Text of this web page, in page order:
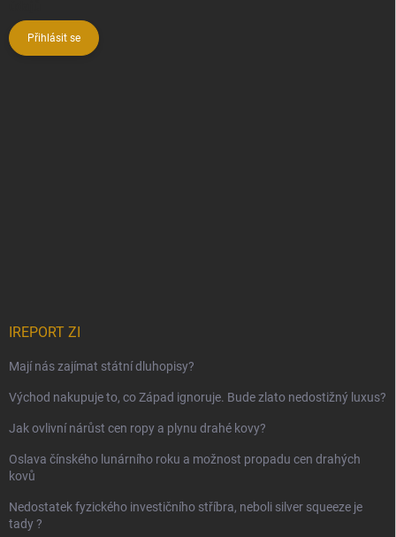
Přihlásit se
IREPORT ZI
Mají nás zajímat státní dluhopisy?
Východ nakupuje to, co Západ ignoruje. Bude zlato nedostižný luxus?
Jak ovlivní nárůst cen ropy a plynu drahé kovy?
Oslava čínského lunárního roku a možnost propadu cen drahých
kovů
Nedostatek fyzického investičního stříbra, neboli silver squeeze je
tady ?